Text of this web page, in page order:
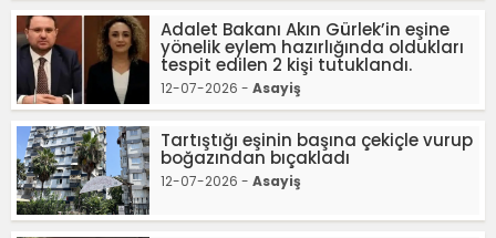
Adalet Bakanı Akın Gürlek’in eşine
yönelik eylem hazırlığında oldukları
tespit edilen 2 kişi tutuklandı.
12-07-2026 - Asayiş
Tartıştığı eşinin başına çekiçle vurup
boğazından bıçakladı
12-07-2026 - Asayiş